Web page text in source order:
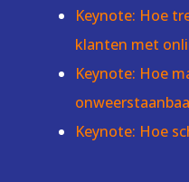
Keynote: Hoe
klanten met
Keynote: Hoe
Keynote: Hoe